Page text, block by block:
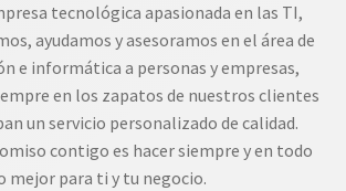
tecnológica apasionada en las TI,
ayudamos y asesoramos en el área de
e informática a personas y empresas,
en los zapatos de nuestros clientes
un servicio personalizado de calidad.
contigo es hacer siempre y en todo
mejor para ti y tu negocio.